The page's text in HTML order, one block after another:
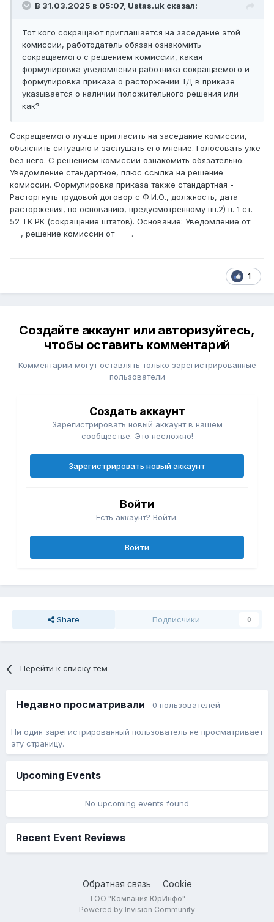
В 31.03.2025 в 05:07, Ustas.uk сказал:
Тот кого сокращают приглашается на заседание этой
комиссии, работодатель обязан ознакомить
сокращаемого с решением комиссии, какая
формулировка уведомления работника сокращаемого и
формулировка приказа о расторжении ТД в приказе
указывается о наличии положительного решения или
как?
Сокращаемого лучше пригласить на заседание комиссии,
объяснить ситуацию и заслушать его мнение. Голосовать уже
без него. С решением комиссии ознакомить обязательно.
Уведомление стандартное, плюс ссылка на решение
комиссии. Формулировка приказа также стандартная -
Расторгнуть трудовой договор с Ф.И.О., должность, дата
расторжения, по основанию, предусмотренному пп.2) п. 1 ст.
52 ТК РК (сокращение штатов). Основание: Уведомление от
___, решение комиссии от ____.
1
Создайте аккаунт или авторизуйтесь,
чтобы оставить комментарий
Комментарии могут оставлять только зарегистрированные
пользователи
Создать аккаунт
Зарегистрировать новый аккаунт в нашем
сообществе. Это несложно!
Зарегистрировать новый аккаунт
Войти
Есть аккаунт? Войти.
Войти
Share Подписчики 0
Перейти к списку тем
Недавно просматривали 0 пользователей
Ни один зарегистрированный пользователь не просматривает
эту страницу.
Upcoming Events
No upcoming events found
Recent Event Reviews
Обратная связь Cookie
ТОО "Компания ЮрИнфо"
Powered by Invision Community